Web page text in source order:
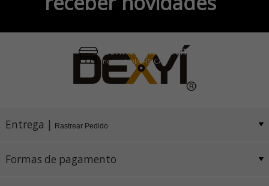
Pix e Boleto
Conheça também
nossa LOJA FÍSICA
Entrega | Rastrear Pedido
Formas de pagamento